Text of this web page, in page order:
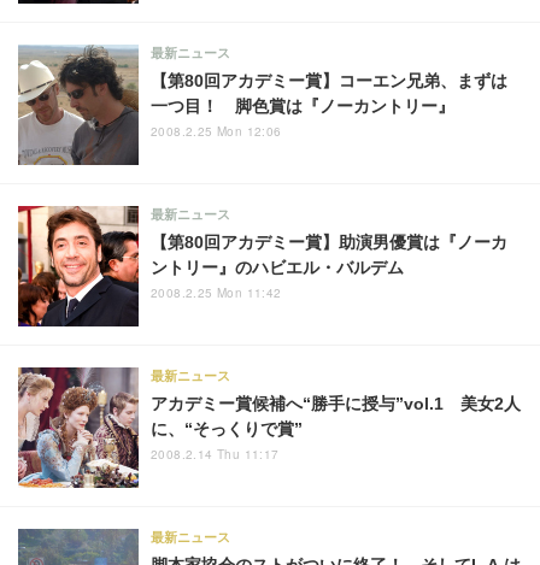
【第80回アカデミー賞】コーエン兄弟、まずは
一つ目！ 脚色賞は『ノーカントリー』
最新ニュース
2008.2.25 Mon 12:06
【第80回アカデミー賞】助演男優賞は『ノーカ
ントリー』のハビエル・バルデム
最新ニュース
2008.2.25 Mon 11:42
アカデミー賞候補へ“勝手に授与”vol.1 美女2人
に、“そっくりで賞”
最新ニュース
2008.2.14 Thu 11:17
最新ニュース